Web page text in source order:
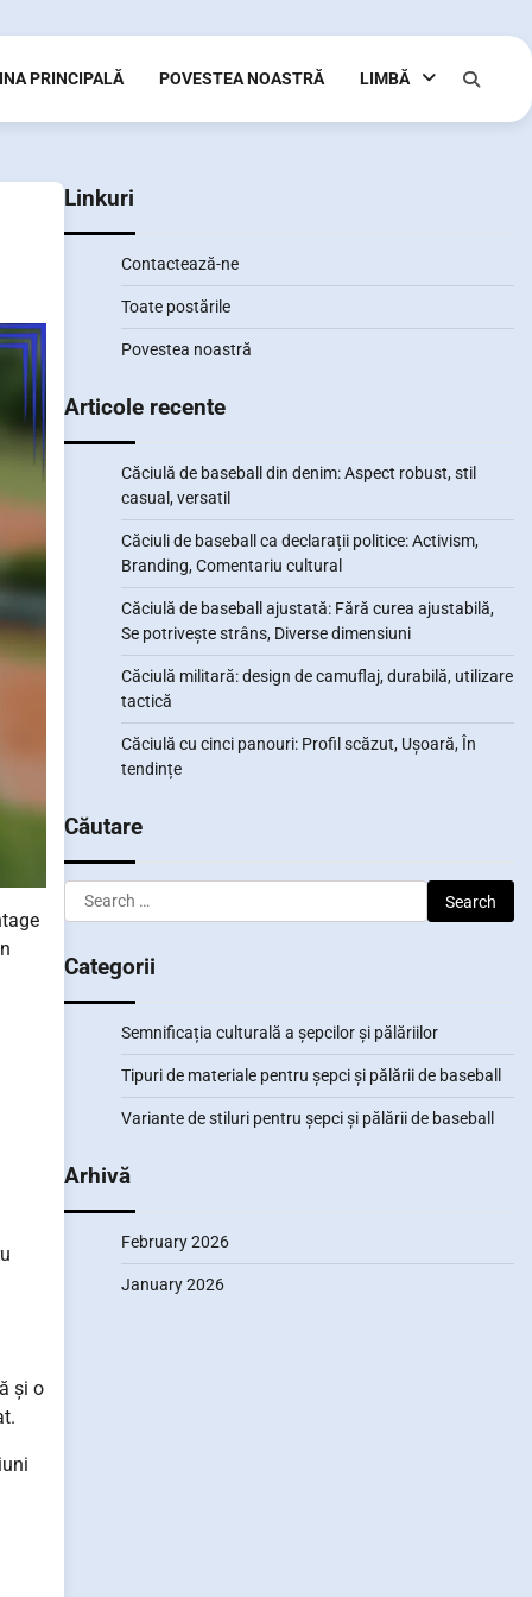
PRINCIPALĂ POVESTEA NOASTRĂ LIMBĂ
și o
Linkuri
Contactează-ne
Toate postările
Povestea noastră
Articole recente
Căciulă de baseball din denim: Aspect robust, stil
casual, versatil
Căciuli de baseball ca declarații politice: Activism,
Branding, Comentariu cultural
Căciulă de baseball ajustată: Fără curea ajustabilă,
Se potrivește strâns, Diverse dimensiuni
Căciulă militară: design de camuflaj, durabilă, utilizare
tactică
Căciulă cu cinci panouri: Profil scăzut, Ușoară, În
tendințe
Căutare
Search
for:
Categorii
Semnificația culturală a șepcilor și pălăriilor
Tipuri de materiale pentru șepci și pălării de baseball
Variante de stiluri pentru șepci și pălării de baseball
Arhivă
February 2026
January 2026